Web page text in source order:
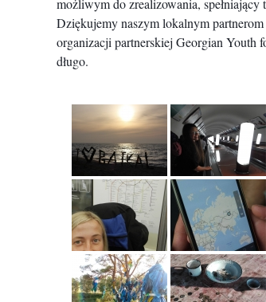
możliwym do zrealizowania, spełniający
Dziękujemy naszym lokalnym
organizacji partnerskiej Georgian Youth
długo.